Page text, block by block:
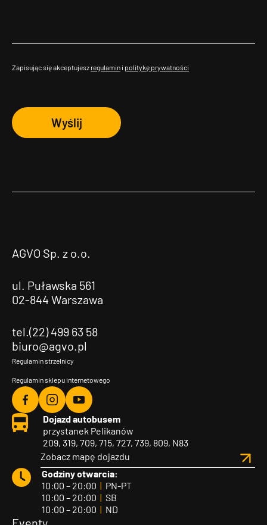
Zapisując się akceptujesz regulamin i politykę prywatności
Wyślij
AGVO Sp. z o.o.
ul. Puławska 561
02-844 Warszawa
tel.(22) 499 63 58
biuro@agvo.pl
Regulamin strzelnicy
Regulamin sklepu internetowego
Agvo
Facebook
Agvo
Instagram
Agvo
YouTube
Dojazd autobusem
przystanek Pelikanów
209, 319, 709, 715, 727, 739, 809, N83
Zobacz mapę dojazdu
Godziny otwarcia:
10:00 – 20:00 | PN-PT
10:00 – 20:00 | SB
10:00 – 20:00 | ND